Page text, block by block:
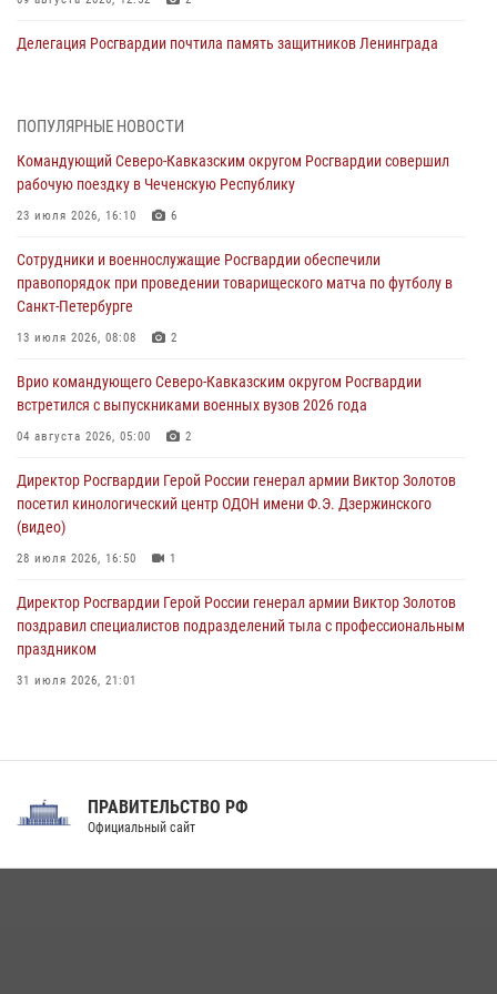
Делегация Росгвардии почтила память защитников Ленинграда
«Я расскажу вам о Герое»: подвиг Героя России Сергея Перца
09 августа 2026, 11:00
Росгвардейцы в зоне СВО передали подарки детям и помогли
09 августа 2026, 09:00
В Чеченской Республике пожарные расчеты Росгвардии и МЧС
отработали межведомственное взаимодействие
В Центральных регионах России продолжается ведомственная
акция «Каникулы с Росгвардией»
ПОПУЛЯРНЫЕ НОВОСТИ
Командующий Северо-Кавказским округом Росгвардии совершил
рабочую поездку в Чеченскую Республику
23 июля 2026, 16:10 6
Сотрудники и военнослужащие Росгвардии обеспечили
правопорядок при проведении товарищеского матча по футболу в
Санкт-Петербурге
13 июля 2026, 08:08 2
Врио командующего Северо-Кавказским округом Росгвардии
встретился с выпускниками военных вузов 2026 года
04 августа 2026, 05:00 2
Директор Росгвардии Герой России генерал армии Виктор Золотов
посетил кинологический центр ОДОН имени Ф.Э. Дзержинского
(видео)
28 июля 2026, 16:50 1
Директор Росгвардии Герой России генерал армии Виктор Золотов
поздравил специалистов подразделений тыла с профессиональным
праздником
31 июля 2026, 21:01
Праздник «Один день с Росгвардией» к 105-летию Центрального
ПРАВИТЕЛЬСТВО РФ
Официальный сайт